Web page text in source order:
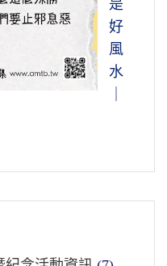
是
好
風
水